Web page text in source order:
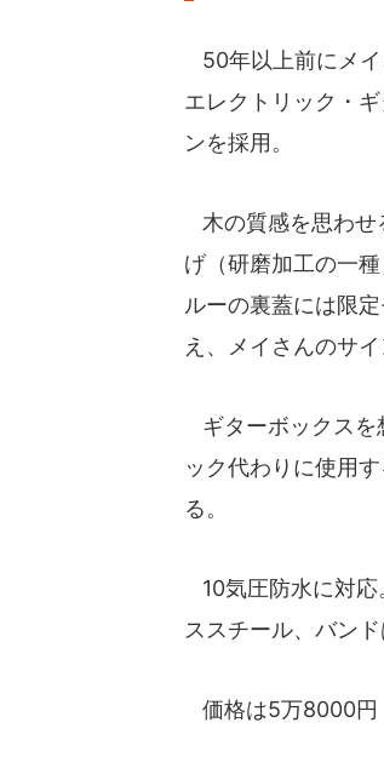
50年以上前にメイ
エレクトリック・
ンを採用。
木の質感を思わせ
げ（研磨加工の一
ルーの裏蓋には限
え、メイさんのサイ
ギターボックスを
ック代わりに使用
る。
10気圧防水に対応
ススチール、バンド
価格は5万8000円